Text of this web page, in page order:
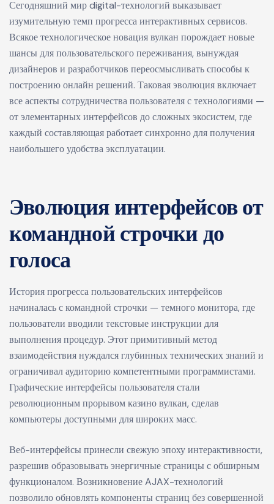
Сегодняшний мир digital-технологий выказывает
изумительную темп прогресса интерактивных сервисов.
Всякое технологическое новация вулкан порождает новые
шансы для пользовательского переживания, вынуждая
дизайнеров и разработчиков переосмысливать способы к
построению онлайн решений. Таковая эволюция включает
все аспекты сотрудничества пользователя с технологиями —
от элементарных интерфейсов до сложных экосистем, где
каждый составляющая работает синхронно для получения
наибольшего удобства эксплуатации.
Эволюция интерфейсов от
командной строчки до
голоса
История прогресса пользовательских интерфейсов
начиналась с командной строчки — темного монитора, где
пользователи вводили текстовые инструкции для
выполнения процедур. Этот примитивный метод
взаимодействия нуждался глубинных технических знаний и
ограничивал аудиторию компетентными программистами.
Графические интерфейсы пользователя стали
революционным прорывом казино вулкан, сделав
компьютеры доступными для широких масс.
Веб-интерфейсы принесли свежую эпоху интерактивности,
разрешив образовывать энергичные страницы с обширным
функционалом. Возникновение AJAX-технологий
позволило обновлять компоненты страниц без совершенной